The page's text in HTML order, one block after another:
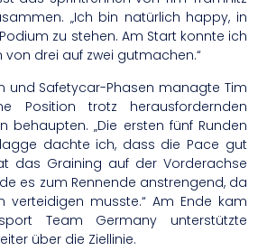
„Ich bin natürlich happy, in
zu stehen. Am Start konnte ich
von drei auf zwei gutmachen.“
und Safetycar-Phasen managte Tim
Position trotz herausfordernden
behaupten. „Die ersten fünf Runden
dachte ich, dass die Pace gut
das Graining auf der Vorderachse
es zum Rennende anstrengend, da
verteidigen musste.“ Am Ende kam
Team Germany unterstützte
über die Ziellinie.